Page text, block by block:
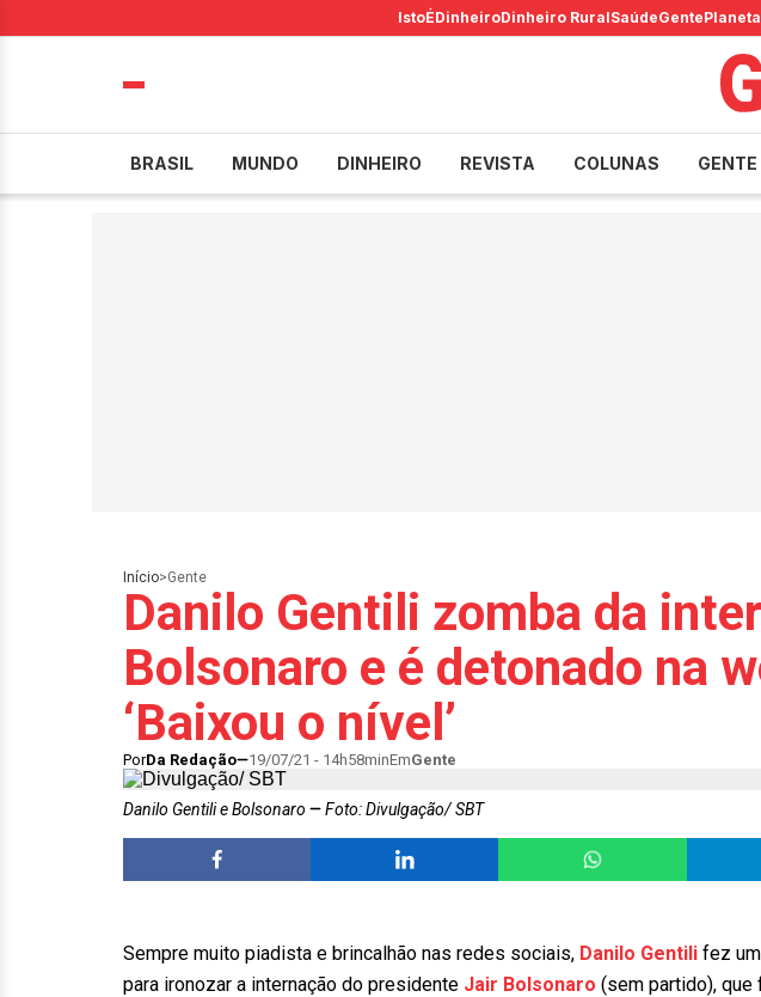
IstoÉDinheiroDinheiro RuralSaúdeGentePlaneta
BRASIL MUNDO DINHEIRO REVISTA COLUNAS GENTE
Início>Gente
Danilo Gentili zomba da
Bolsonaro e é detonado na
‘Baixou o nível’
PorDa Redação 19/07/21 - 14h58minEmGente
Danilo Gentili e Bolsonaro Foto: Divulgação/ SBT
Sempre muito piadista e brincalhão nas redes sociais, Danilo Gentili fez
para ironozar a internação do presidente Jair Bolsonaro (sem partido),